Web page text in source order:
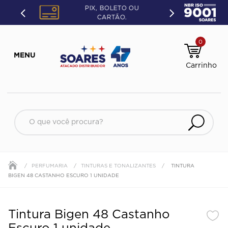
PIX, BOLETO OU
CARTÃO.
0
O que você procura?
PERFUMARIA TINTURAS E TONALIZANTES
TINTURA
BIGEN 48 CASTANHO ESCURO 1 UNIDADE
Tintura Bigen 48 Castanho